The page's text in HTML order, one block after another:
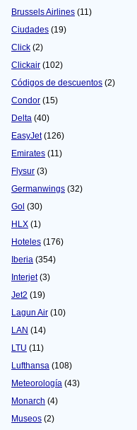
Brussels Airlines (11)
Ciudades (19)
Click (2)
Clickair (102)
Códigos de descuentos (2)
Condor (15)
Delta (40)
EasyJet(126)
Emirates (11)
Flysur (3)
Germanwings (32)
Gol (30)
HLX (1)
Hoteles (176)
Iberia (354)
Interjet(3)
Jet2 (19)
Lagun Air (10)
LAN (14)
LTU (11)
Lufthansa (108)
Meteorologí­a (43)
Monarch (4)
Museos (2)